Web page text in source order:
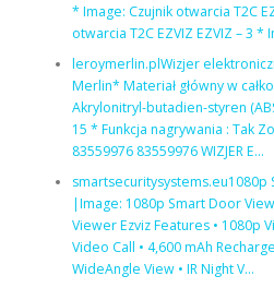
* Image: Czujnik otwarcia T2C
otwarcia T2C EZVIZ EZVIZ – 3 *
leroymerlin.plWizjer
Merlin* Materiał główny w
Akrylonitryl-butadien-styren
15 * Funkcja nagrywania : Tak
83559976 83559976 WIZJER E…
smartsecuritysystems.eu1080p
|Image: 1080p Smart Door
Viewer Ezviz Features • 1080p
Video Call • 4,600 mAh
WideAngle View • IR Night V…